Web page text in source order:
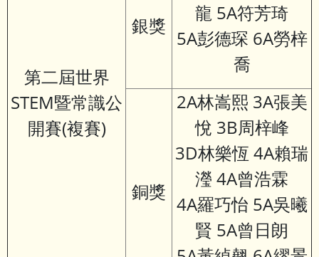
第二屆世界
STEM暨常識公
開賽(複賽)
銀獎
龍 5A符芳琦
5A彭德琛 6A勞梓
喬
銅獎
2A林嵩熙 3A張美
悅 3B周梓峰
3D林樂恆 4A賴瑞
瀅 4A曾浩霖
4A羅巧怡 5A吳曦
賢 5A曾日朗